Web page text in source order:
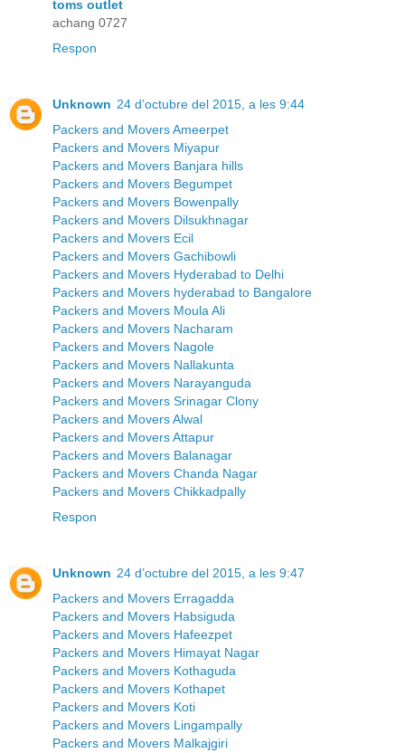
toms outlet
achang 0727
Respon
Unknown 24 d’octubre del 2015, a les 9:44
Packers and Movers Ameerpet
Packers and Movers Miyapur
Packers and Movers Banjara hills
Packers and Movers Begumpet
Packers and Movers Bowenpally
Packers and Movers Dilsukhnagar
Packers and Movers Ecil
Packers and Movers Gachibowli
Packers and Movers Hyderabad to Delhi
Packers and Movers hyderabad to Bangalore
Packers and Movers Moula Ali
Packers and Movers Nacharam
Packers and Movers Nagole
Packers and Movers Nallakunta
Packers and Movers Narayanguda
Packers and Movers Srinagar Clony
Packers and Movers Alwal
Packers and Movers Attapur
Packers and Movers Balanagar
Packers and Movers Chanda Nagar
Packers and Movers Chikkadpally
Respon
Unknown 24 d’octubre del 2015, a les 9:47
Packers and Movers Erragadda
Packers and Movers Habsiguda
Packers and Movers Hafeezpet
Packers and Movers Himayat Nagar
Packers and Movers Kothaguda
Packers and Movers Kothapet
Packers and Movers Koti
Packers and Movers Lingampally
Packers and Movers Malkajgiri